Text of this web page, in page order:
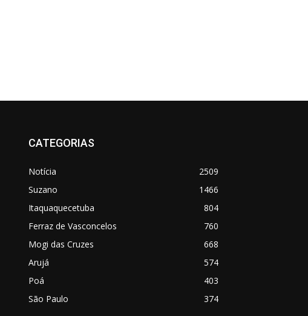
CATEGORIAS
Notícia
2509
Suzano
1466
Itaquaquecetuba
804
Ferraz de Vasconcelos
760
Mogi das Cruzes
668
Arujá
574
Poá
403
São Paulo
374